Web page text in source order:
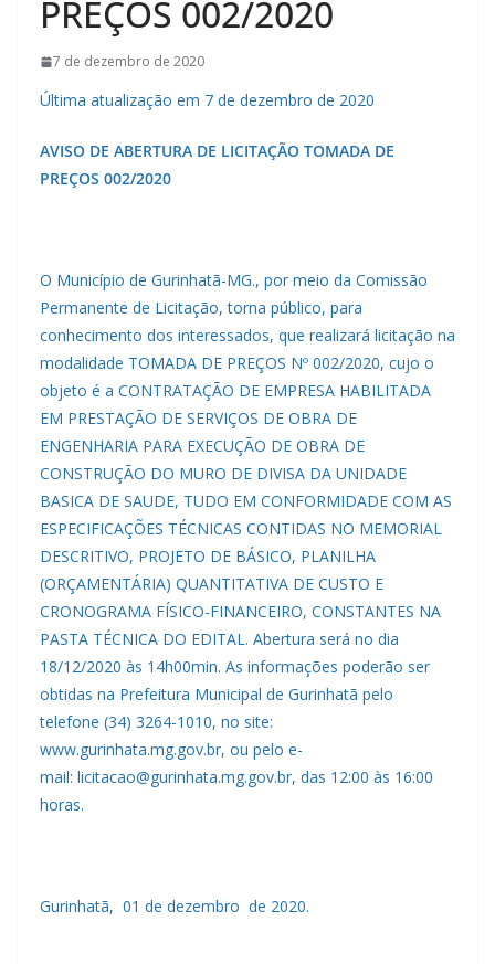
PREÇOS 002/2020
7 de dezembro de 2020
Última atualização em 7 de dezembro de 2020
AVISO DE ABERTURA DE LICITAÇÃO TOMADA DE
PREÇOS 002/2020
O Município de Gurinhatã-MG., por meio da Comissão
Permanente de Licitação, torna público, para
conhecimento dos interessados, que realizará licitação na
modalidade TOMADA DE PREÇOS Nº 002/2020, cujo o
objeto é a CONTRATAÇÃO DE EMPRESA HABILITADA
EM PRESTAÇÃO DE SERVIÇOS DE OBRA DE
ENGENHARIA PARA EXECUÇÃO DE OBRA DE
CONSTRUÇÃO DO MURO DE DIVISA DA UNIDADE
BASICA DE SAUDE, TUDO EM CONFORMIDADE COM AS
ESPECIFICAÇÕES TÉCNICAS CONTIDAS NO MEMORIAL
DESCRITIVO, PROJETO DE BÁSICO, PLANILHA
(ORÇAMENTÁRIA) QUANTITATIVA DE CUSTO E
CRONOGRAMA FÍSICO-FINANCEIRO, CONSTANTES NA
PASTA TÉCNICA DO EDITAL. Abertura será no dia
18/12/2020 às 14h00min. As informações poderão ser
obtidas na Prefeitura Municipal de Gurinhatã pelo
telefone (34) 3264-1010, no site:
www.gurinhata.mg.gov.br, ou pelo e-
mail: licitacao@gurinhata.mg.gov.br, das 12:00 às 16:00
horas.
Gurinhatã, 01 de dezembro de 2020.